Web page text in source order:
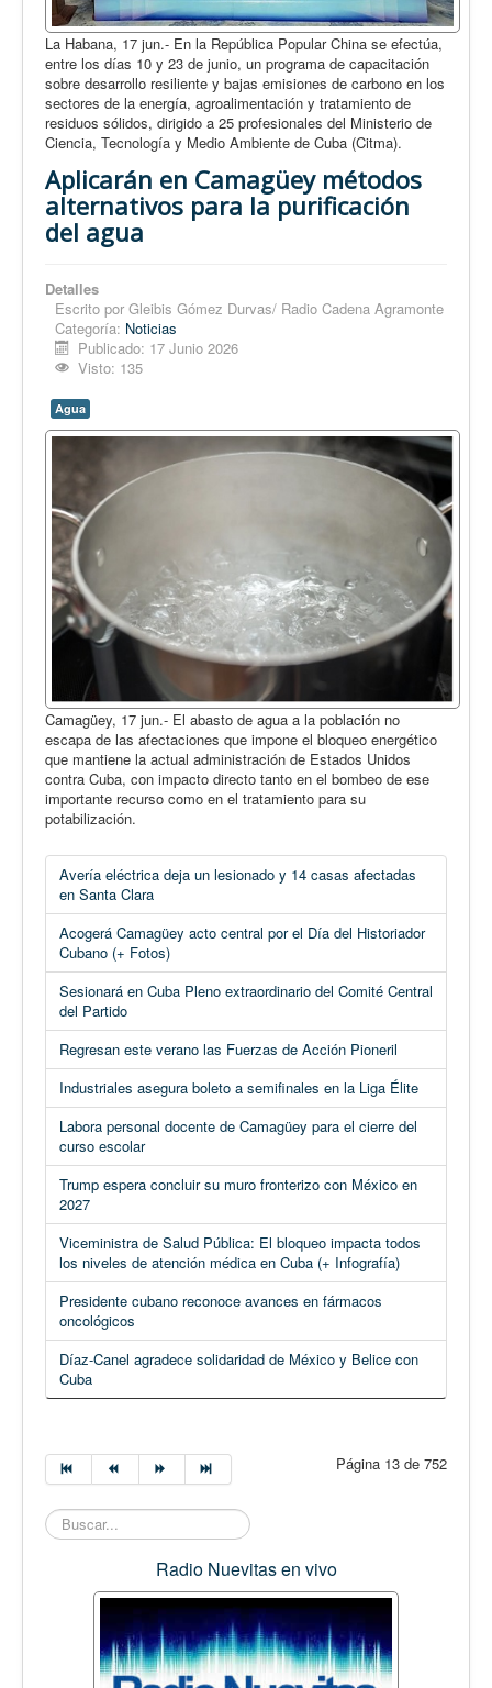
La Habana, 17 jun.- En la República Popular China se efectúa,
entre los días 10 y 23 de junio, un programa de capacitación
sobre desarrollo resiliente y bajas emisiones de carbono en los
sectores de la energía, agroalimentación y tratamiento de
residuos sólidos, dirigido a 25 profesionales del Ministerio de
Ciencia, Tecnología y Medio Ambiente de Cuba (Citma).
Aplicarán en Camagüey métodos
alternativos para la purificación
del agua
Detalles
Escrito por Gleibis Gómez Durvas/ Radio Cadena Agramonte
Categoría: Noticias
Publicado: 17 Junio 2026
Visto: 135
Agua
Camagüey, 17 jun.- El abasto de agua a la población no
escapa de las afectaciones que impone el bloqueo energético
que mantiene la actual administración de Estados Unidos
contra Cuba, con impacto directo tanto en el bombeo de ese
importante recurso como en el tratamiento para su
potabilización.
Avería eléctrica deja un lesionado y 14 casas afectadas
en Santa Clara
Acogerá Camagüey acto central por el Día del Historiador
Cubano (+ Fotos)
Sesionará en Cuba Pleno extraordinario del Comité Central
del Partido
Regresan este verano las Fuerzas de Acción Pioneril
Industriales asegura boleto a semifinales en la Liga Élite
Labora personal docente de Camagüey para el cierre del
curso escolar
Trump espera concluir su muro fronterizo con México en
2027
Viceministra de Salud Pública: El bloqueo impacta todos
los niveles de atención médica en Cuba (+ Infografía)
Presidente cubano reconoce avances en fármacos
oncológicos
Díaz-Canel agradece solidaridad de México y Belice con
Cuba
Página 13 de 752
Buscar...
Radio Nuevitas en vivo